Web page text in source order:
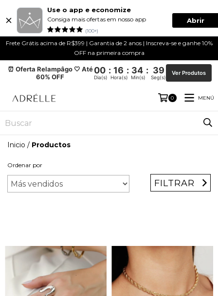
Use o app e economize
Consiga mais ofertas em nosso app
(100+)
Abrir
Frete Grátis acima de R$399 | Garantia de 2 anos | Inscreva-se e ganhe 10%
OFF na primeira compra
⏰ Oferta Relampâgo 🤍 Até
60% OFF
00 : 16 : 34 : 39
Dia(s) Hora(s) Min(s) Seg(s)
Ver Produtos
0 MENÚ
Inicio / Productos
Ordenar por
FILTRAR